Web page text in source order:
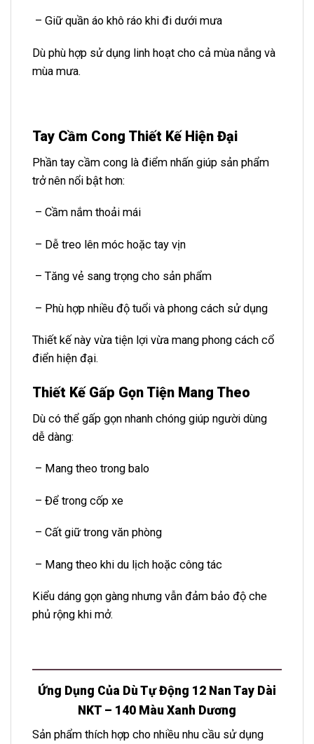
– Giữ quần áo khô ráo khi đi dưới mưa
Dù phù hợp sử dụng linh hoạt cho cả mùa nắng và
mùa mưa.
Tay Cầm Cong Thiết Kế Hiện Đại
Phần tay cầm cong là điểm nhấn giúp sản phẩm
trở nên nổi bật hơn:
– Cầm nắm thoải mái
– Dễ treo lên móc hoặc tay vịn
– Tăng vẻ sang trọng cho sản phẩm
– Phù hợp nhiều độ tuổi và phong cách sử dụng
Thiết kế này vừa tiện lợi vừa mang phong cách cổ
điển hiện đại.
Thiết Kế Gấp Gọn Tiện Mang Theo
Dù có thể gấp gọn nhanh chóng giúp người dùng
dễ dàng:
– Mang theo trong balo
– Để trong cốp xe
– Cất giữ trong văn phòng
– Mang theo khi du lịch hoặc công tác
Kiểu dáng gọn gàng nhưng vẫn đảm bảo độ che
phủ rộng khi mở.
Ứng Dụng Của Dù Tự Động 12 Nan Tay Dài
NKT – 140 Màu Xanh Dương
Sản phẩm thích hợp cho nhiều nhu cầu sử dụng